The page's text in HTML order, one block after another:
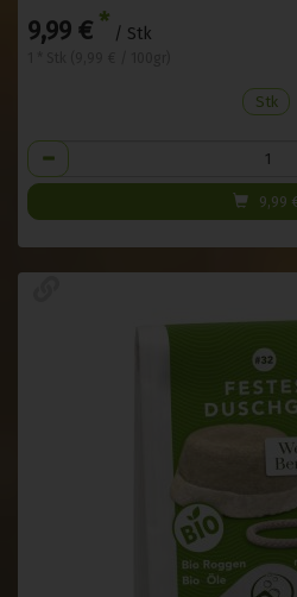
9,99 € * / Stk
Stk
Anzahl
9,99